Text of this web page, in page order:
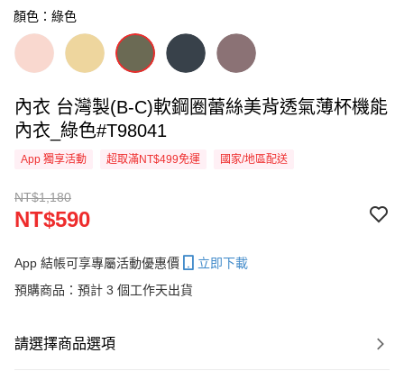
顏色：綠色
內衣 台灣製(B-C)軟鋼圈蕾絲美背透氣薄杯機能
內衣_綠色#T98041
App 獨享活動 超取滿NT$499免運 國家/地區配送
NT$1,180
NT$590
App 結帳可享專屬活動優惠價
立即下載
預購商品：預計 3 個工作天出貨
請選擇商品選項